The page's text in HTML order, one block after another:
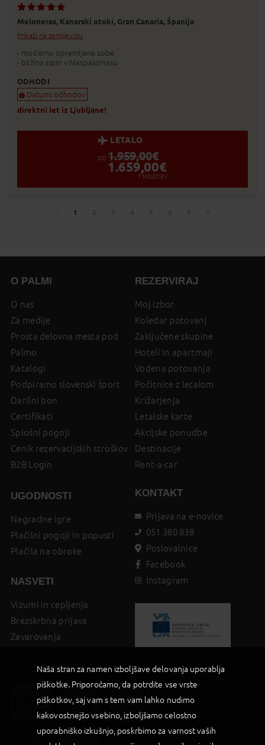
Meloneras, Kanarski otoki, Gran Canaria, Španija
Prikaži na zemljevidu
- moderno opremljene sobe
- bližina sipin v Maspalomasu
ODHODI
Datumi odhodov
direktni let iz Ljubljane!
LETALO
OD1.959,00€
1.659,00€
7 NOČITEV
You're
1
page
2
page
3 4
page
5
page
6 7
O PALMI
O nas
Za medije
Prosta delovna mesta pod
Palmo
Katalogi
Podpiramo slovenski šport
Darilni bon
Certifikati
Splošni pogoji
Cenik rezervacijskih stroškov
B2B Login
UGODNOSTI
Nagradne igre
Plačilni pogoji in popusti
Plačila na obroke
NASVETI
Vizumi in cepljenja
Brezskrbna prijava
Zavarovanja
REZERVIRAJ
Moj izbor
Koledar potovanj
Zaključene skupine
Hoteli in apartmaji
Vodena potovanja
Počitnice z letalom
Križarjenja
Letalske karte
Akcijske ponudbe
Destinacije
Rent-a-car
KONTAKT
Prijava na e-novice
051 380 838
Poslovalnice
Facebook
Instagram
CERTIFIKATI
Naša stran za namen izboljšave delovanja uporablja
piškotke. Priporočamo, da potrdite vse vrste
piškotkov, saj vam s tem vam lahko nudimo
kakovostnejšo vsebino, izboljšamo celostno
uporabniško izkušnjo, poskrbimo za varnost vaših